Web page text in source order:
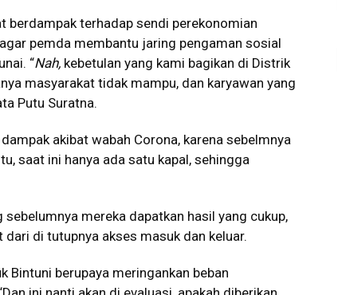
berdampak terhadap sendi perekonomian
pemda membantu jaring pengaman sosial
“Nah, kebetulan yang kami bagikan di Distrik
masyarakat tidak mampu, dan karyawan yang
Putu Suratna.
akibat wabah Corona, karena sebelmnya
saat ini hanya ada satu kapal, sehingga
mereka dapatkan hasil yang cukup,
di tutupnya akses masuk dan keluar.
Bintuni berupaya meringankan beban